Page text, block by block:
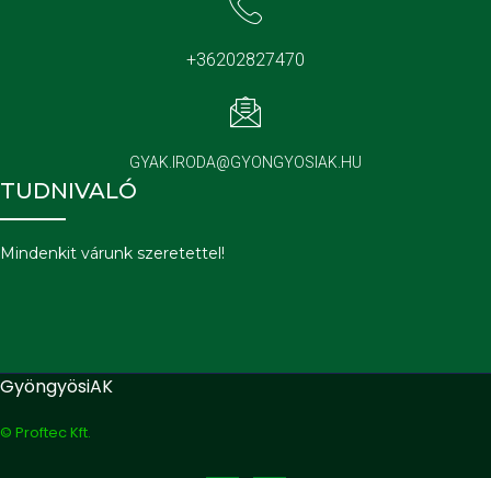
+36202827470
GYAK.IRODA@GYONGYOSIAK.HU
TUDNIVALÓ
Mindenkit várunk szeretettel!
GyöngyösiAK
© Proftec Kft.